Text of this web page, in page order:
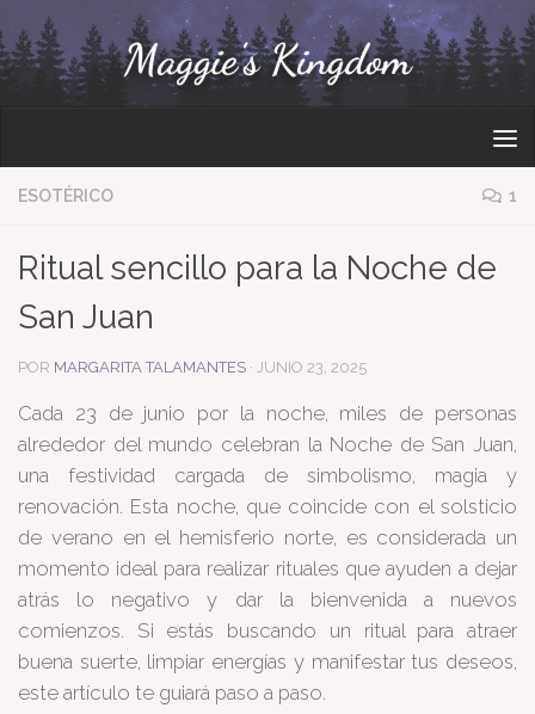
Bajo el contenido
ESOTÉRICO 1
Ritual sencillo para la Noche de
San Juan
POR MARGARITA TALAMANTES · JUNIO 23, 2025
Cada 23 de junio por la noche, miles de personas
alrededor del mundo celebran la Noche de San Juan,
una festividad cargada de simbolismo, magia y
renovación. Esta noche, que coincide con el solsticio
de verano en el hemisferio norte, es considerada un
momento ideal para realizar rituales que ayuden a dejar
atrás lo negativo y dar la bienvenida a nuevos
comienzos. Si estás buscando un ritual para atraer
buena suerte, limpiar energías y manifestar tus deseos,
este artículo te guiará paso a paso.